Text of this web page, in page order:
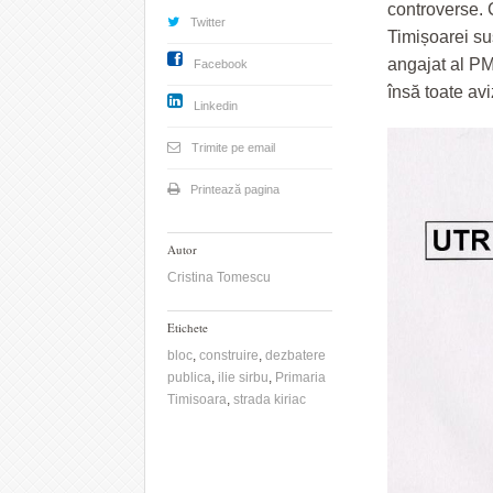
controverse.
Timișoarei
angajat al
însă toate
Twitter
Facebook
Linkedin
Trimite pe email
Printează pagina
Autor
Cristina Tomescu
Etichete
bloc, construire, dezbatere
publica, ilie sirbu, Primaria
Timisoara, strada kiriac